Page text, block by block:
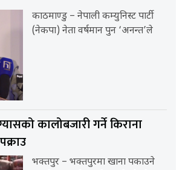
काठमाण्डु – नेपाली कम्युनिस्ट पार्टी
(नेकपा) नेता वर्षमान पुन ‘अनन्त’ले
कालोबजारी गर्ने किराना
भक्तपुर – भक्तपुरमा खाना पकाउने